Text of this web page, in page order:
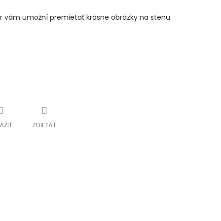
vám umožní premietať krásne obrázky na stenu
ZDIEĽAŤ